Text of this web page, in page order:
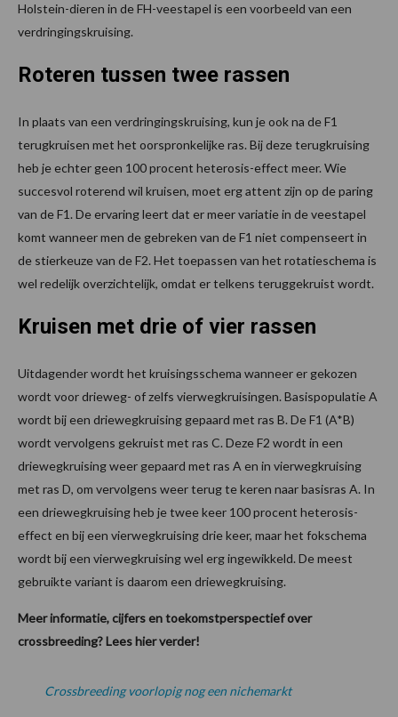
Holstein-dieren in de FH-veestapel is een voorbeeld van een
verdringingskruising.
Roteren tussen twee rassen
In plaats van een verdringingskruising, kun je ook na de F1
terugkruisen met het oorspronkelijke ras. Bij deze terugkruising
heb je echter geen 100 procent heterosis-effect meer. Wie
succesvol roterend wil kruisen, moet erg attent zijn op de paring
van de F1. De ervaring leert dat er meer variatie in de veestapel
komt wanneer men de gebreken van de F1 niet compenseert in
de stierkeuze van de F2. Het toepassen van het rotatieschema is
wel redelijk overzichtelijk, omdat er telkens teruggekruist wordt.
Kruisen met drie of vier rassen
Uitdagender wordt het kruisingsschema wanneer er gekozen
wordt voor drieweg- of zelfs vierwegkruisingen. Basispopulatie A
wordt bij een driewegkruising gepaard met ras B. De F1 (A*B)
wordt vervolgens gekruist met ras C. Deze F2 wordt in een
driewegkruising weer gepaard met ras A en in vierwegkruising
met ras D, om vervolgens weer terug te keren naar basisras A. In
een driewegkruising heb je twee keer 100 procent heterosis-
effect en bij een vierwegkruising drie keer, maar het fokschema
wordt bij een vierwegkruising wel erg ingewikkeld. De meest
gebruikte variant is daarom een driewegkruising.
Meer informatie, cijfers en toekomstperspectief over
crossbreeding? Lees hier verder!
Crossbreeding voorlopig nog een nichemarkt